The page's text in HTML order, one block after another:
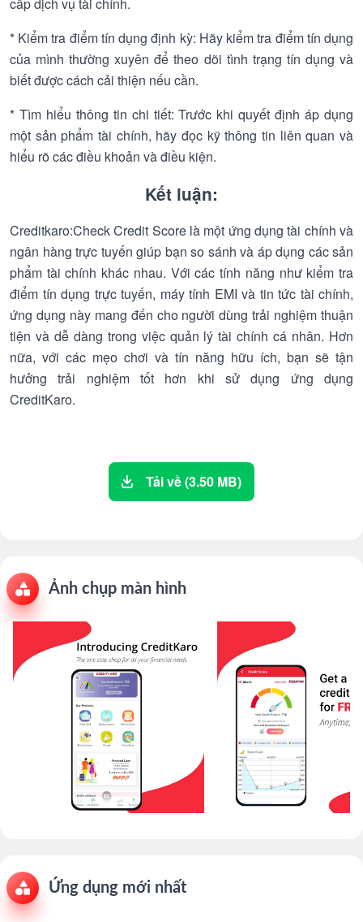
* Kiểm tra điểm tín dụng định kỳ: Hãy kiểm tra điểm tín dụng
của mình thường xuyên để theo dõi tình trạng tín dụng và
biết được cách cải thiện nếu cần.
* Tìm hiểu thông tin chi tiết: Trước khi quyết định áp dụng
một sản phẩm tài chính, hãy đọc kỹ thông tin liên quan và
hiểu rõ các điều khoản và điều kiện.
Kết luận:
Creditkaro:Check Credit Score là một ứng dụng tài chính và
ngân hàng trực tuyến giúp bạn so sánh và áp dụng các sản
phẩm tài chính khác nhau. Với các tính năng như kiểm tra
điểm tín dụng trực tuyến, máy tính EMI và tin tức tài chính,
ứng dụng này mang đến cho người dùng trải nghiệm thuận
tiện và dễ dàng trong việc quản lý tài chính cá nhân. Hơn
nữa, với các mẹo chơi và tín năng hữu ích, bạn sẽ tận
hưởng trải nghiệm tốt hơn khi sử dụng ứng dụng
CreditKaro.
Tải về (3.50 MB)
Ảnh chụp màn hình
Ứng dụng mới nhất